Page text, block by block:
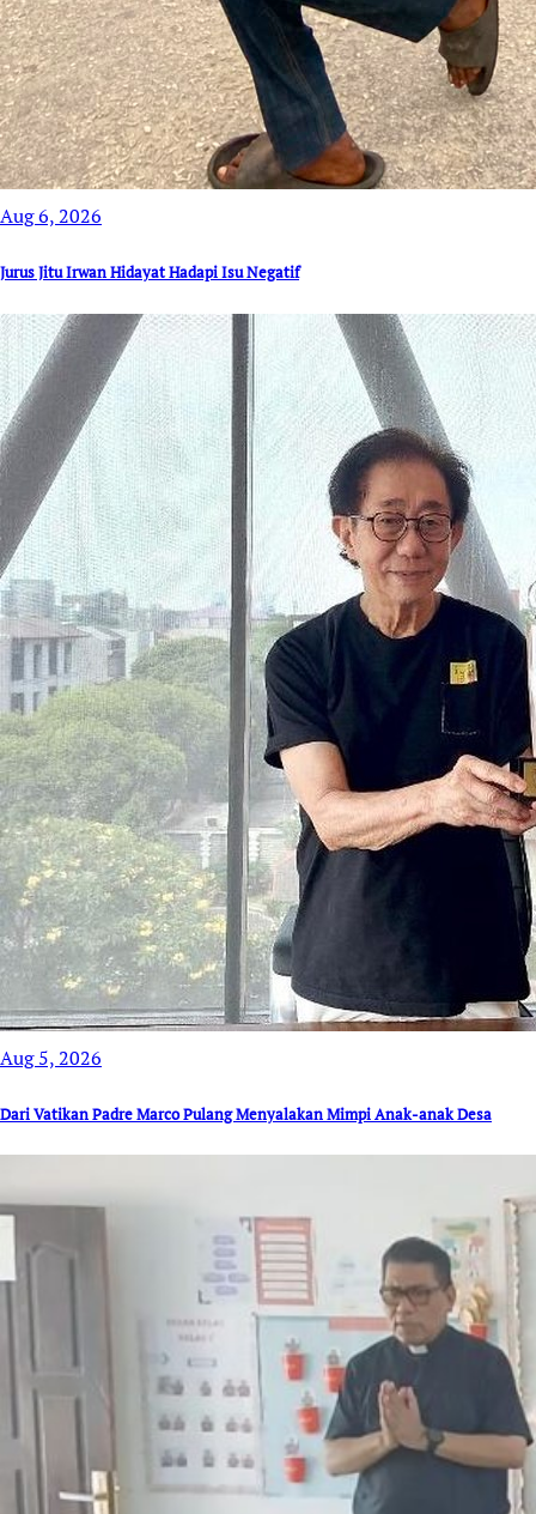
Aug 6, 2026
Jurus Jitu Irwan Hidayat Hadapi Isu Negatif
Aug 5, 2026
Dari Vatikan Padre Marco Pulang Menyalakan Mimpi Anak-anak Desa